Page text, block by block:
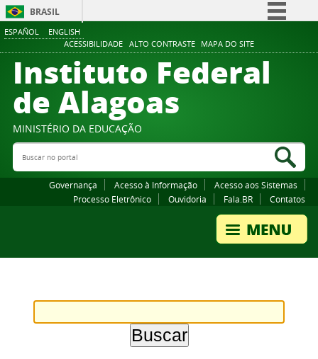
ESPAÑOL ENGLISH
ACESSIBILIDADE ALTO CONTRASTE MAPA DO SITE
BRASIL
Comunica BR
Participe
Canais
Instituto Federal
de Alagoas
MINISTÉRIO DA EDUCAÇÃO
Buscar no portal
Governança Acesso à Informação
Acesso aos Sistemas
Processo Eletrônico
Ouvidoria Fala.BR Contatos